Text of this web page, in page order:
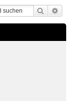
Suche